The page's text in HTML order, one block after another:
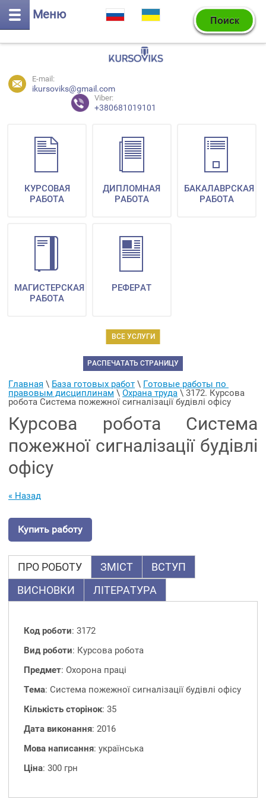
Меню
E-mail:
ikursoviks@gmail.com
Viber:
+380681019101
ВСЕ УСЛУГИ
КУРСОВАЯ
РАБОТА
ДИПЛОМНАЯ
РАБОТА
БАКАЛАВРСКАЯ
РАБОТА
МАГИСТЕРСКАЯ
РАБОТА
РЕФЕРАТ
РАСПЕЧАТАТЬ СТРАНИЦУ
Главная \ База готовых работ \ Готовые работы по
правовым дисциплинам \ Охрана труда \ 3172. Курсова
робота Система пожежної сигналізації будівлі офісу
Курсова робота Система
пожежної сигналізації будівлі
офісу
« Назад
Купить работу
ПРО РОБОТУ ЗМІСТ
ВСТУП
ВИСНОВКИ
ЛІТЕРАТУРА
Код роботи: 3172
Вид роботи: Курсова робота
Предмет: Охорона праці
Тема: Система пожежної сигналізації будівлі офісу
Кількість сторінок: 35
Дата виконання: 2016
Мова написання: українська
Ціна: 300 грн